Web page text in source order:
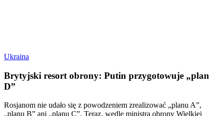
Ukraina
Brytyjski resort obrony: Putin przygotowuje „plan
D”
Rosjanom nie udało się z powodzeniem zrealizować „planu A”,
„planu B” ani „planu C”. Teraz, wedle ministra obrony Wielkiej